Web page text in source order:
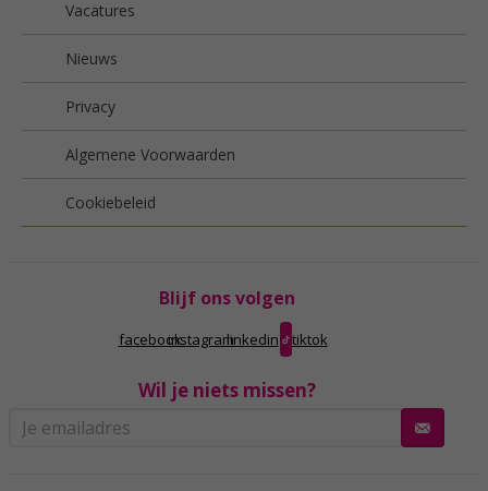
Vacatures
Nieuws
Privacy
Algemene Voorwaarden
Cookiebeleid
Blijf ons volgen
facebookinstagramlinkedin tiktok
Wil je niets missen?